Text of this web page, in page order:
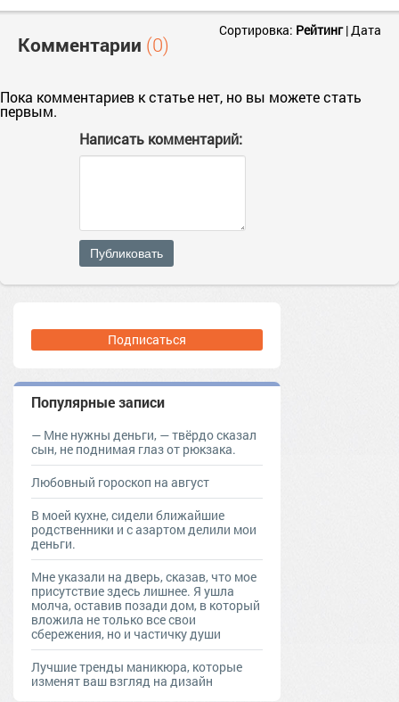
Комментарии (0)
Сортировка: Рейтинг|Дата
Пока комментариев к статье нет, но вы можете стать
первым.
Написать комментарий:
Публиковать
Подписаться
Популярные записи
— Мне нужны деньги, — твёрдо сказал
сын, не поднимая глаз от рюкзака.
Любовный гороскоп на август
В моей кухне, сидели ближайшие
родственники и с азартом делили мои
деньги.
Мне указали на дверь, сказав, что мое
присутствие здесь лишнее. Я ушла
молча, оставив позади дом, в который
вложила не только все свои
сбережения, но и частичку души
Лучшие тренды маникюра, которые
изменят ваш взгляд на дизайн